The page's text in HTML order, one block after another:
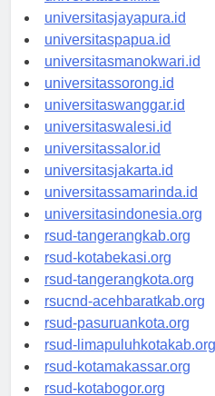
universitassofifi.id
universitasjayapura.id
universitaspapua.id
universitasmanokwari.id
universitassorong.id
universitaswanggar.id
universitaswalesi.id
universitassalor.id
universitasjakarta.id
universitassamarinda.id
universitasindonesia.org
rsud-tangerangkab.org
rsud-kotabekasi.org
rsud-tangerangkota.org
rsucnd-acehbaratkab.org
rsud-pasuruankota.org
rsud-limapuluhkotakab.org
rsud-kotamakassar.org